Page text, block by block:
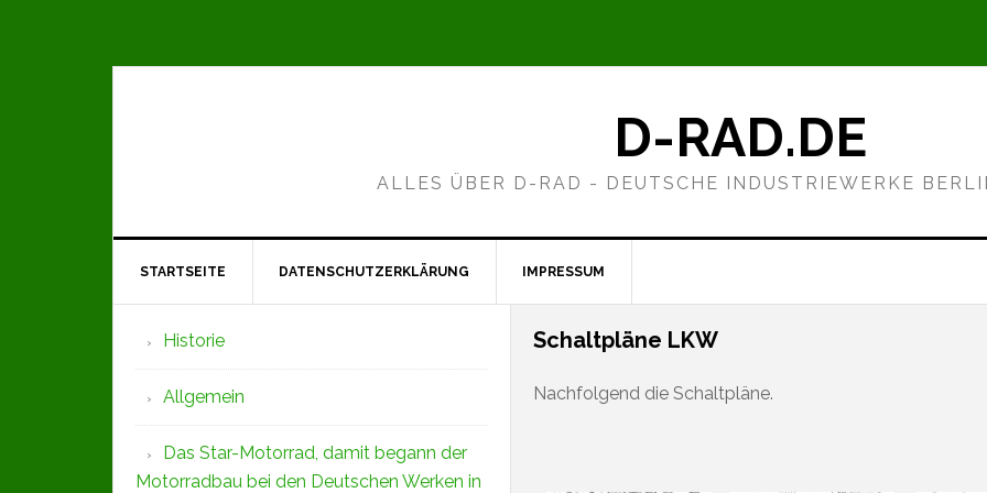
D-RAD.DE
ALLES ÜBER D-RAD - DEUTSCHE INDUSTRIEWERKE
STARTSEITE DATENSCHUTZERKLÄRUNG IMPRESSUM
Schaltpläne LKW
Nachfolgend die Schaltpläne.
Seitenspalte
Historie
Allgemein
Das Star-Motorrad, damit begann der
Motorradbau bei den Deutschen Werken in